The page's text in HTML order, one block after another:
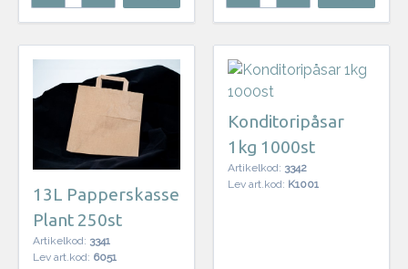
13L Papperskasse
Plant 250st
Artikelkod: 3341
Lev art.kod: 6051
Konditoripåsar
1kg 1000st
Artikelkod: 3342
Lev art.kod: K1001